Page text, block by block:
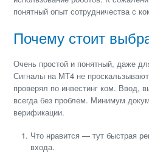
понятный опыт сотрудничества с
Почему стоит
Очень простой и понятный, даже
Сигналы на МТ4 не
проверял по инвестинг ком. Ввод,
всегда без проблем. Минимум
верификации.
Что нравится — тут быстрая
входа.